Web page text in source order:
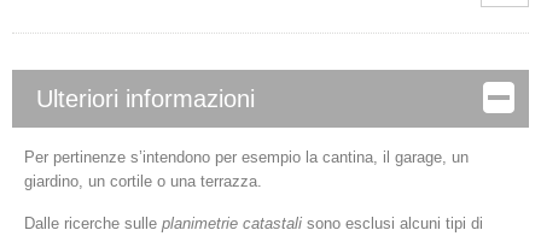
Ulteriori informazioni
Per pertinenze s’intendono per esempio la cantina, il garage, un
giardino, un cortile o una terrazza.
Dalle ricerche sulle planimetrie catastalisono esclusi alcuni tipi di